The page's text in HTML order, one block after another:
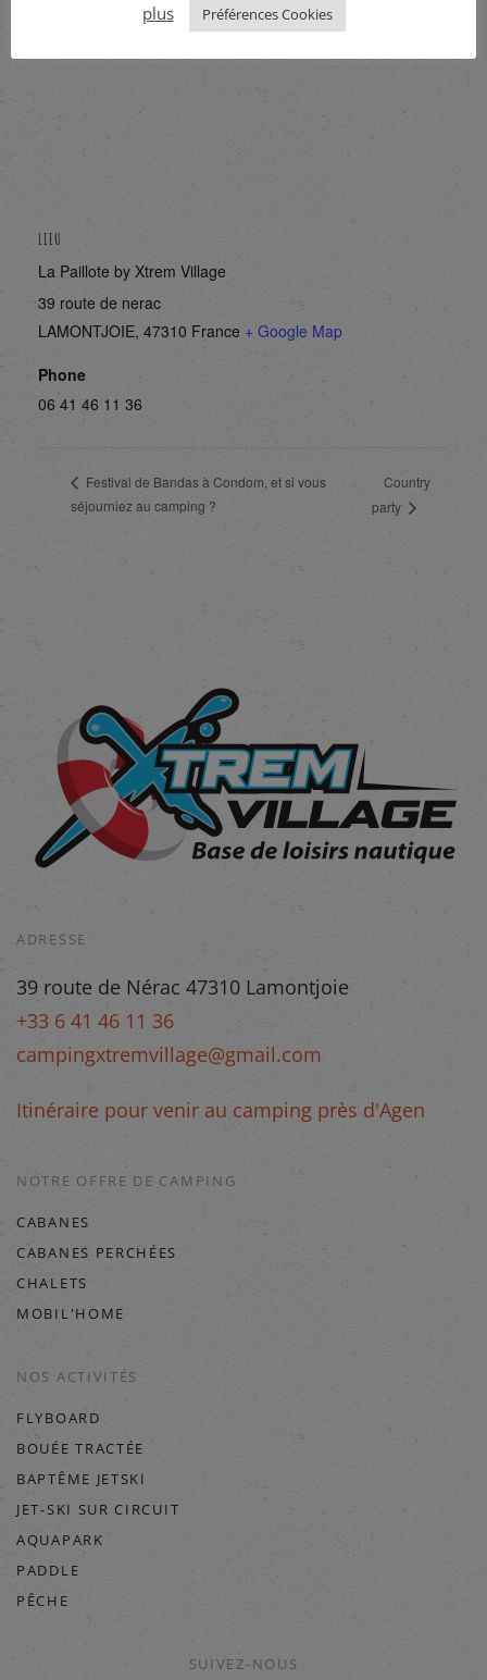
LIEU
La Paillote by Xtrem Village
39 route de nerac
LAMONTJOIE, 47310 France + Google Map
Phone
06 41 46 11 36
Festival de Bandas à Condom, et si vous
séjourniez au camping ?
Country
party
ADRESSE
39 route de Nérac 47310 Lamontjoie
+33 6 41 46 11 36
campingxtremvillage@gmail.com
Itinéraire pour venir au camping près d'Agen
NOTRE OFFRE DE CAMPING
CABANES
CABANES PERCHÉES
CHALETS
MOBIL'HOME
NOS ACTIVITÉS
FLYBOARD
BOUÉE TRACTÉE
BAPTÊME JETSKI
JET-SKI SUR CIRCUIT
AQUAPARK
PADDLE
PÊCHE
SUIVEZ-NOUS
plus Préférences Cookies